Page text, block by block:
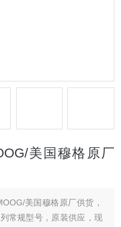
美国穆格原厂
美国穆格原厂供货，
常规型号，原装供应，现